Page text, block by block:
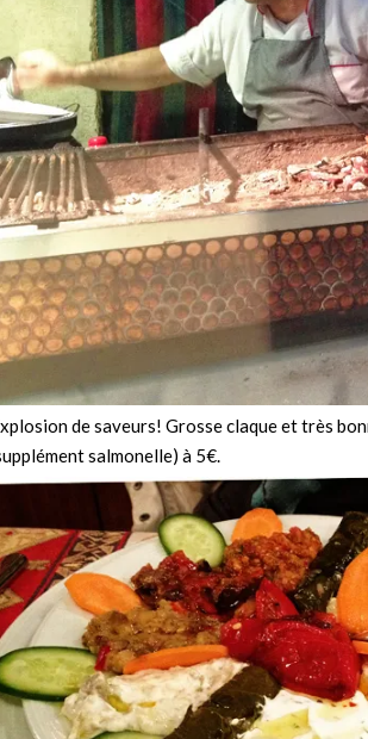
de saveurs! Grosse claque et très
salmonelle) à 5€.